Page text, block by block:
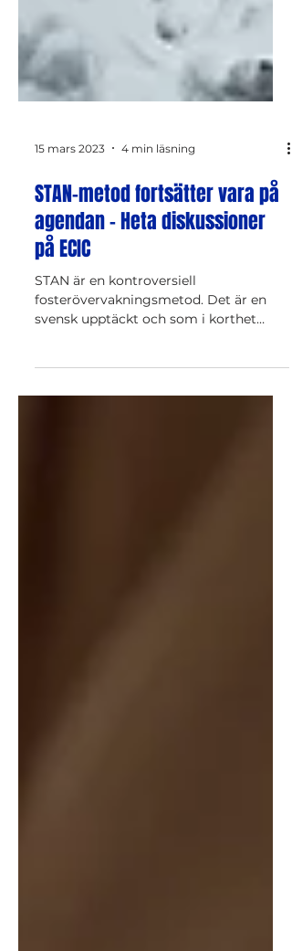
15 mars 2023 4 min läsning
STAN-metod fortsätter vara på
agendan - Heta diskussioner
på ECIC
STAN är en kontroversiell
fostret.